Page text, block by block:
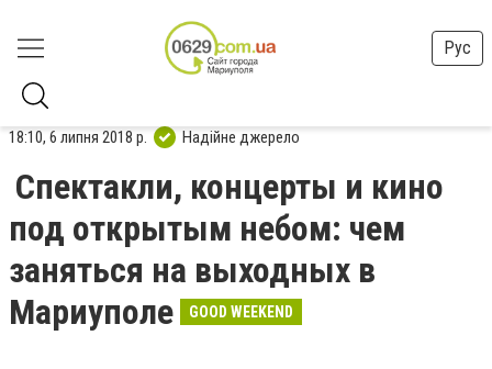
Рус
18:10, 6 липня 2018 р. Надійне джерело
Спектакли, концерты и кино
под открытым небом: чем
заняться на выходных в
Мариуполе
GOOD WEEKEND